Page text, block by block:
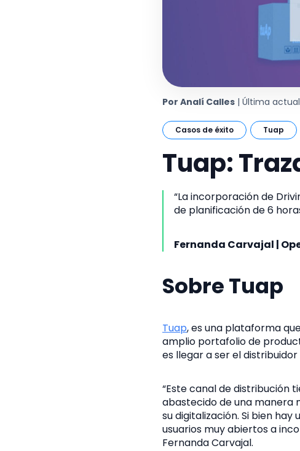
Por Analí Calles | Última
Casos de éxito Tuap
Tuap:
“La incorporación de
de planificación de 6
Fernanda Carvajal |
Sobre Tuap
Tuap, es una plataforma
amplio portafolio de
es llegar a ser el
“Este canal de distribución
abastecido de una manera
su digitalización. Si bien
usuarios muy abiertos a
Fernanda Carvajal.